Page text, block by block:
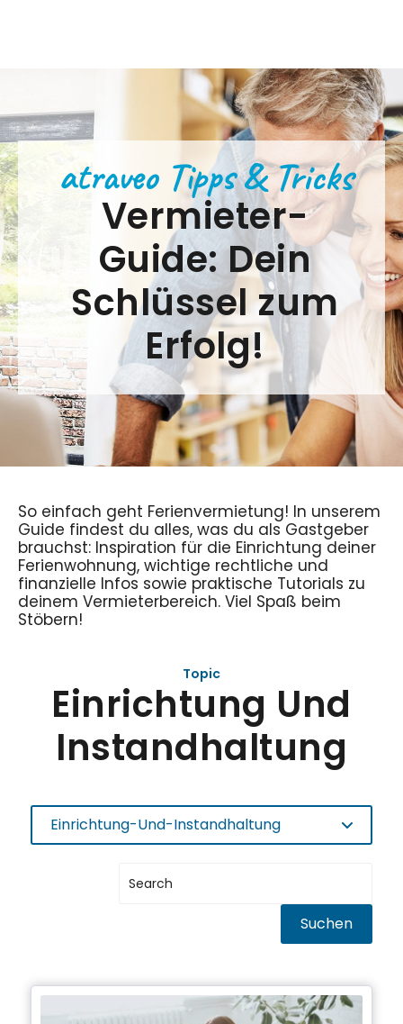
atraveo Tipps & Tricks
Vermieter-
Guide: Dein
Schlüssel zum
Erfolg!
So einfach geht Ferienvermietung! In unserem
Guide findest du alles, was du als Gastgeber
brauchst: Inspiration für die Einrichtung deiner
Ferienwohnung, wichtige rechtliche und
finanzielle Infos sowie praktische Tutorials zu
deinem Vermieterbereich. Viel Spaß beim
Stöbern!
Topic
Einrichtung Und
Instandhaltung
Einrichtung-Und-Instandhaltung
Suchen